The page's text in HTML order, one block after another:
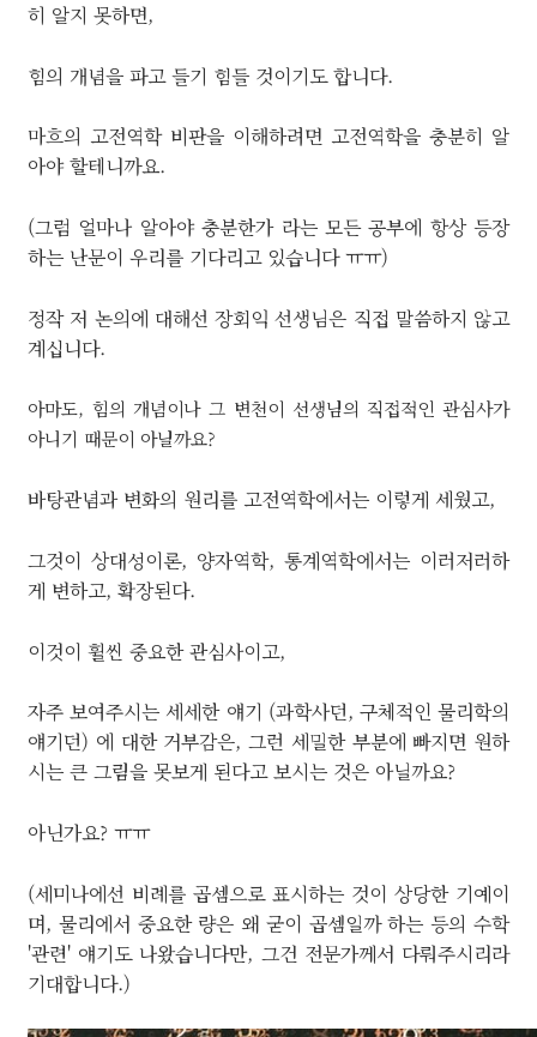
히 알지 못하면,
힘의 개념을 파고 들기 힘들 것이기도 합니다.
마흐의 고전역학 비판을 이해하려면 고전역학을 충분히 알
아야 할테니까요.
(그럼 얼마나 알아야 충분한가 라는 모든 공부에 항상 등장
하는 난문이 우리를 기다리고 있습니다 ㅠㅠ)
정작 저 논의에 대해선 장회익 선생님은 직접 말씀하지 않고
계십니다.
아마도, 힘의 개념이나 그 변천이 선생님의 직접적인 관심사가
아니기 때문이 아닐까요?
바탕관념과 변화의 원리를 고전역학에서는 이렇게 세웠고,
그것이 상대성이론, 양자역학, 통계역학에서는 이러저러하
게 변하고, 확장된다.
이것이 휠씬 중요한 관심사이고,
자주 보여주시는 세세한 얘기 (과학사던, 구체적인 물리학의
얘기던) 에 대한 거부감은, 그런 세밀한 부분에 빠지면 원하
시는 큰 그림을 못보게 된다고 보시는 것은 아닐까요?
아닌가요? ㅠㅠ
(세미나에선 비례를 곱셈으로 표시하는 것이 상당한 기예이
며, 물리에서 중요한 량은 왜 굳이 곱셈일까 하는 등의 수학
'관련' 얘기도 나왔습니다만, 그건 전문가께서 다뤄주시리라
기대합니다.)